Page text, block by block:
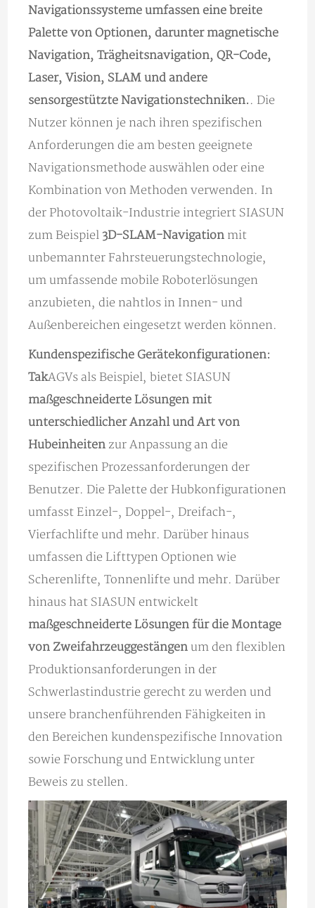
Navigationssysteme umfassen eine breite
Palette von Optionen, darunter magnetische
Navigation, Trägheitsnavigation, QR-Code,
Laser, Vision, SLAM und andere
sensorgestützte Navigationstechniken. . Die
Nutzer können je nach ihren spezifischen
Anforderungen die am besten geeignete
Navigationsmethode auswählen oder eine
Kombination von Methoden verwenden. In
der Photovoltaik-Industrie integriert SIASUN
zum Beispiel 3D-SLAM-Navigation mit
unbemannter Fahrsteuerungstechnologie,
um umfassende mobile Roboterlösungen
anzubieten, die nahtlos in Innen- und
Außenbereichen eingesetzt werden können.
Kundenspezifische Gerätekonfigurationen:
TakAGVs als Beispiel, bietet SIASUN
maßgeschneiderte Lösungen mit
unterschiedlicher Anzahl und Art von
Hubeinheiten zur Anpassung an die
spezifischen Prozessanforderungen der
Benutzer. Die Palette der Hubkonfigurationen
umfasst Einzel-, Doppel-, Dreifach-,
Vierfachlifte und mehr. Darüber hinaus
umfassen die Lifttypen Optionen wie
Scherenlifte, Tonnenlifte und mehr. Darüber
hinaus hat SIASUN entwickelt
maßgeschneiderte Lösungen für die Montage
von Zweifahrzeuggestängenum den flexiblen
Produktionsanforderungen in der
Schwerlastindustrie gerecht zu werden und
unsere branchenführenden Fähigkeiten in
den Bereichen kundenspezifische Innovation
sowie Forschung und Entwicklung unter
Beweis zu stellen.